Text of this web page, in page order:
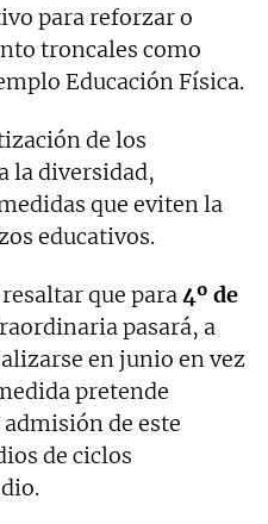
para reforzar o
troncales como
Educación Física.
de los
la diversidad,
que eviten la
educativos.
que para4º de
pasará, a
en junio en vez
pretende
de este
de ciclos